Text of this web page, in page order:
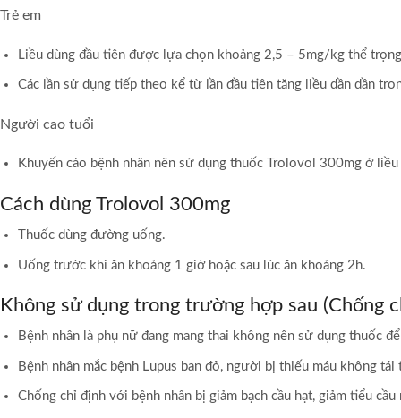
Trẻ em
Liều dùng đầu tiên được lựa chọn khoảng 2,5 – 5mg/kg thể
Các lần sử dụng tiếp theo kể từ lần đầu tiên tăng liều dần dần
Người cao tuổi
Khuyến cáo bệnh nhân nên sử dụng thuốc Trolovol 300mg ở
Cách dùng Trolovol 300mg
Thuốc dùng đường uống.
Uống trước khi ăn khoảng 1 giờ hoặc sau lúc ăn khoảng 2h.
Không sử dụng trong trường hợp sau (Chống
Bệnh nhân là phụ nữ đang mang thai không nên sử dụng thuốc
Bệnh nhân mắc bệnh Lupus ban đỏ, người bị thiếu máu không tái
Chống chỉ định với bệnh nhân bị giảm bạch cầu hạt, giảm tiểu cầu